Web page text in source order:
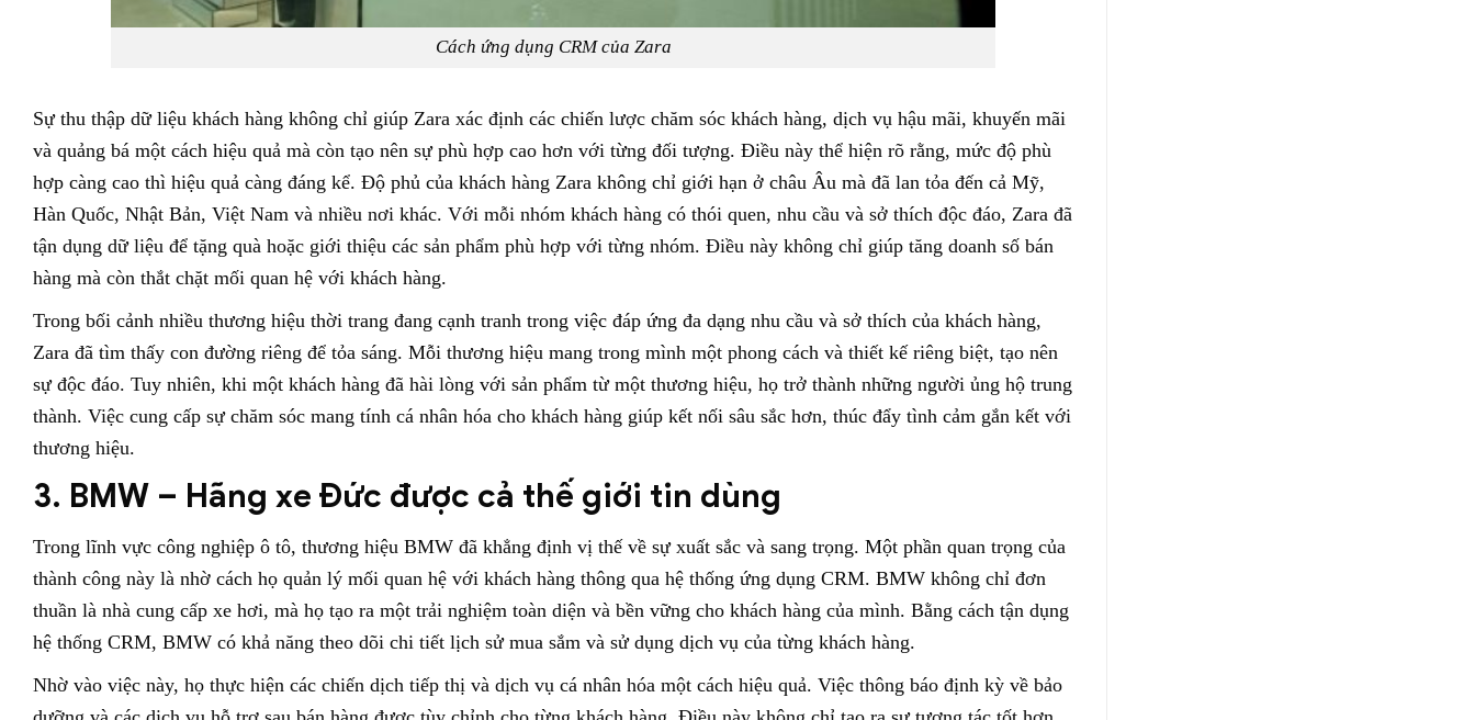
Cách ứng dụng CRM của Zara
Sự thu thập dữ liệu khách hàng không chỉ giúp Zara xác định các chiến lược chăm sóc khách hàng, dịch vụ hậu mãi, khuyến mãi
và quảng bá một cách hiệu quả mà còn tạo nên sự phù hợp cao hơn với từng đối tượng. Điều này thể hiện rõ rằng, mức độ phù
hợp càng cao thì hiệu quả càng đáng kể. Độ phủ của khách hàng Zara không chỉ giới hạn ở châu Âu mà đã lan tỏa đến cả Mỹ,
Hàn Quốc, Nhật Bản, Việt Nam và nhiều nơi khác. Với mỗi nhóm khách hàng có thói quen, nhu cầu và sở thích độc đáo, Zara đã
tận dụng dữ liệu để tặng quà hoặc giới thiệu các sản phẩm phù hợp với từng nhóm. Điều này không chỉ giúp tăng doanh số bán
hàng mà còn thắt chặt mối quan hệ với khách hàng.
Trong bối cảnh nhiều thương hiệu thời trang đang cạnh tranh trong việc đáp ứng đa dạng nhu cầu và sở thích của khách hàng,
Zara đã tìm thấy con đường riêng để tỏa sáng. Mỗi thương hiệu mang trong mình một phong cách và thiết kế riêng biệt, tạo nên
sự độc đáo. Tuy nhiên, khi một khách hàng đã hài lòng với sản phẩm từ một thương hiệu, họ trở thành những người ủng hộ trung
thành. Việc cung cấp sự chăm sóc mang tính cá nhân hóa cho khách hàng giúp kết nối sâu sắc hơn, thúc đẩy tình cảm gắn kết với
thương hiệu.
3. BMW – Hãng xe Đức được cả thế giới tin dùng
Trong lĩnh vực công nghiệp ô tô, thương hiệu BMW đã khẳng định vị thế về sự xuất sắc và sang trọng. Một phần quan trọng của
thành công này là nhờ cách họ quản lý mối quan hệ với khách hàng thông qua hệ thống ứng dụng CRM. BMW không chỉ đơn
thuần là nhà cung cấp xe hơi, mà họ tạo ra một trải nghiệm toàn diện và bền vững cho khách hàng của mình. Bằng cách tận dụng
hệ thống CRM, BMW có khả năng theo dõi chi tiết lịch sử mua sắm và sử dụng dịch vụ của từng khách hàng.
Nhờ vào việc này, họ thực hiện các chiến dịch tiếp thị và dịch vụ cá nhân hóa một cách hiệu quả. Việc thông báo định kỳ về bảo